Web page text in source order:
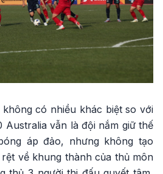
có nhiều khác biệt so với
Australia vẫn là đội nắm giữ thế
áp đảo, nhưng không tạo
về khung thành của thủ môn